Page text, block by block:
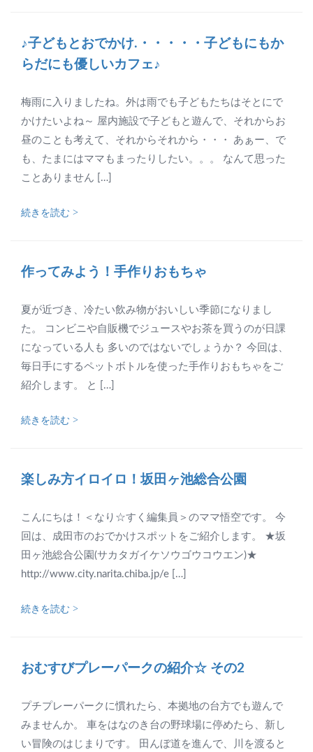
♪子どもとおでかけ.・・・・・子どもにもか
らだにも優しいカフェ♪
梅雨に入りましたね。外は雨でも子どもたちはそとにで
かけたいよね～ 屋内施設で子どもと遊んで、それからお
昼のことも考えて、それからそれから・・・ あぁー、で
も、たまにはママもまったりしたい。。。 なんて思った
ことありません […]
続きを読む >
作ってみよう！手作りおもちゃ
夏が近づき、冷たい飲み物がおいしい季節になりまし
た。 コンビニや自販機でジュースやお茶を買うのが日課
になっている人も 多いのではないでしょうか？ 今回は、
毎日手にするペットボトルを使った手作りおもちゃをご
紹介します。 と […]
続きを読む >
楽しみ方イロイロ！坂田ヶ池総合公園
こんにちは！＜なり☆すく編集員＞のママ悟空です。 今
回は、成田市のおでかけスポットをご紹介します。 ★坂
田ヶ池総合公園(サカタガイケソウゴウコウエン)★
http://www.city.narita.chiba.jp/e […]
続きを読む >
おむすびプレーパークの紹介☆ その2
プチプレーパークに慣れたら、本拠地の台方でも遊んで
みませんか。 車をはなのき台の野球場に停めたら、新し
い冒険のはじまりです。 田んぼ道を進んで、川を渡ると